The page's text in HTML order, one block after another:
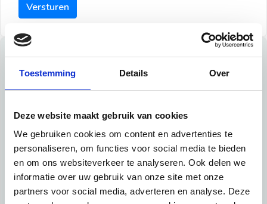
Toestemming Details Over
Deze website maakt gebruik van cookies
We gebruiken cookies om content en advertenties te
personaliseren, om functies voor social media te bieden
en om ons websiteverkeer te analyseren. Ook delen we
informatie over uw gebruik van onze site met onze
partners voor social media, adverteren en analyse. Deze
Versturen
Tips
Tip 1:
Schrijf een duidelijke introductie en geef de volgende
informatie mee:
Ben je student, werkachtig of werkzoekend